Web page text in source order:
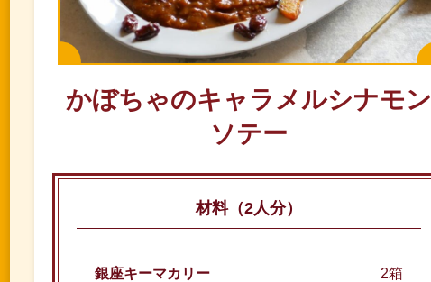
かぼちゃのキャラメルシナモン
ソテー
材料（2人分）
銀座キーマカリー 2箱